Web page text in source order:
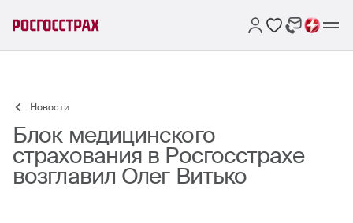
Новости
Блок медицинского
страхования в Росгосстрахе
возглавил Олег Витько